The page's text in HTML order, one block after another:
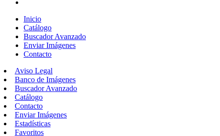
Inicio
Catálogo
Buscador Avanzado
Enviar Imágenes
Contacto
Aviso Legal
Banco de Imágenes
Buscador Avanzado
Catálogo
Contacto
Enviar Imágenes
Estadísticas
Favoritos